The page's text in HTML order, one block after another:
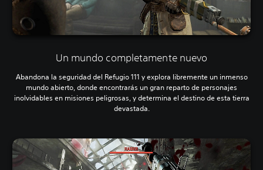
Un mundo completamente nuevo
Abandona la seguridad del Refugio 111 y explora libremente un inmenso
mundo abierto, donde encontrarás un gran reparto de personajes
inolvidables en misiones peligrosas, y determina el destino de esta tierra
devastada.